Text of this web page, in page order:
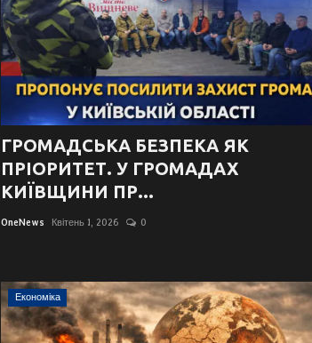
ГРОМАДСЬКА БЕЗПЕКА ЯК
ПРІОРИТЕТ. У ГРОМАДАХ
КИЇВЩИНИ ПР...
OneNews Квітень 1, 2026 0
Економіка